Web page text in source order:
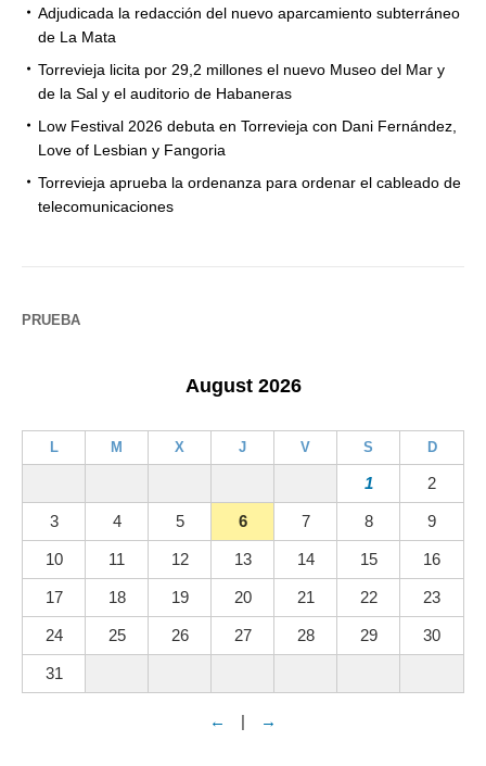
Adjudicada la redacción del nuevo aparcamiento subterráneo
de La Mata
Torrevieja licita por 29,2 millones el nuevo Museo del Mar y
de la Sal y el auditorio de Habaneras
Low Festival 2026 debuta en Torrevieja con Dani Fernández,
Love of Lesbian y Fangoria
Torrevieja aprueba la ordenanza para ordenar el cableado de
telecomunicaciones
PRUEBA
August 2026
L M X J V S D
1 2
3 4 5 6 7 8 9
10 11 12 13 14 15 16
17 18 19 20 21 22 23
24 25 26 27 28 29 30
31
← | →